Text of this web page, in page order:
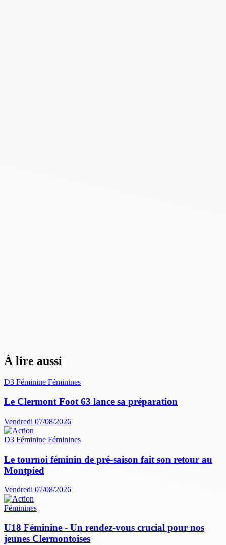
À lire aussi
D3 Féminine Féminines
Le Clermont Foot 63 lance sa préparation
Vendredi 07/08/2026
D3 Féminine Féminines
Le tournoi féminin de pré-saison fait son retour au
Montpied
Vendredi 07/08/2026
Féminines
U18 Féminine - Un rendez-vous crucial pour nos
jeunes Clermontoises